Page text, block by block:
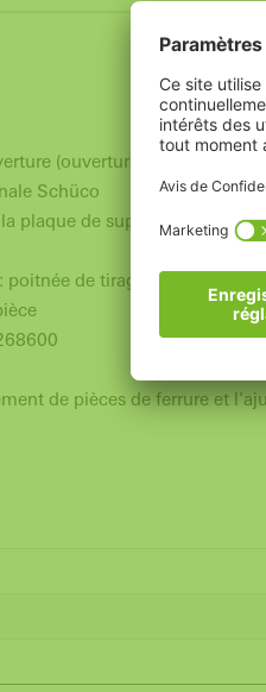
(ouverture à gauche et à
Schüco
plaque de support : 20 mm
de tirage de porte,
de pièces de ferrure et